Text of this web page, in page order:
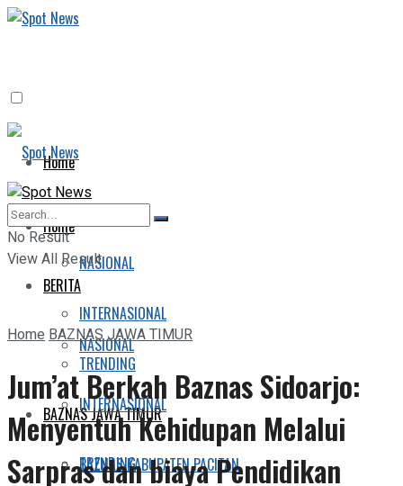
Home
BERITA
NASIONAL
INTERNASIONAL
TRENDING
BAZNAS JAWA TIMUR
BAZNAS KABUPATEN PACITAN
Home
BERITA
NASIONAL
INTERNASIONAL
TRENDING
No Result
View All Result
HomeBAZNAS JAWA TIMUR
Jum’at Berkah Baznas Sidoarjo:
Menyentuh Kehidupan Melalui
Sarpras dan biaya Pendidikan